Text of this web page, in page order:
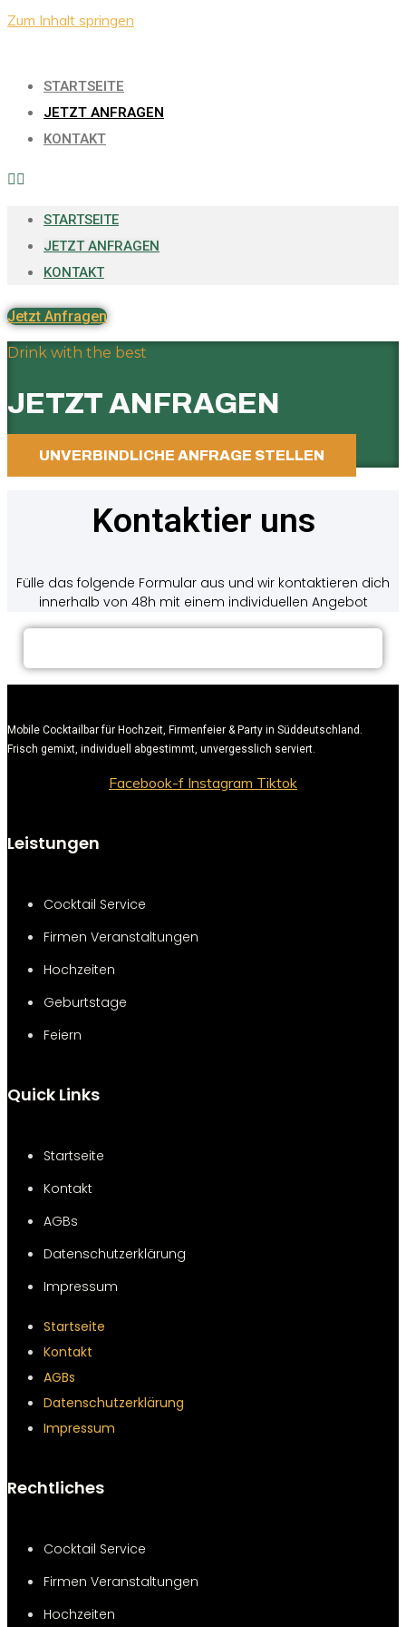
Zum Inhalt springen
STARTSEITE
JETZT ANFRAGEN
KONTAKT
STARTSEITE
JETZT ANFRAGEN
KONTAKT
Jetzt Anfragen
Drink with the best
JETZT ANFRAGEN
UNVERBINDLICHE ANFRAGE STELLEN
Kontaktier uns
Fülle das folgende Formular aus und wir kontaktieren dich
innerhalb von 48h mit einem individuellen Angebot
Mobile Cocktailbar für Hochzeit, Firmenfeier & Party in Süddeutschland.
Frisch gemixt, individuell abgestimmt, unvergesslich serviert.
Facebook-f Instagram Tiktok
Leistungen
Cocktail Service
Firmen Veranstaltungen
Hochzeiten
Geburtstage
Feiern
Quick Links
Startseite
Kontakt
AGBs
Datenschutzerklärung
Impressum
Startseite
Kontakt
AGBs
Datenschutzerklärung
Impressum
Rechtliches
Cocktail Service
Firmen Veranstaltungen
Hochzeiten